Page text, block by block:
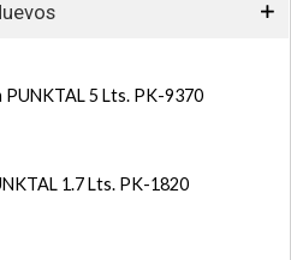
5 Lts. PK-9370
1.7 Lts. PK-1820